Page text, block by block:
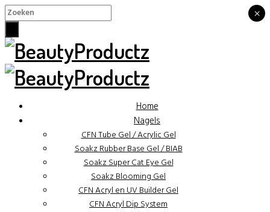
Home
Nagels
CFN Tube Gel / Acrylic Gel
Soakz Rubber Base Gel / BIAB
Soakz Super Cat Eye Gel
Soakz Blooming Gel
CFN Acryl en UV Builder Gel
CFN Acryl Dip System
×